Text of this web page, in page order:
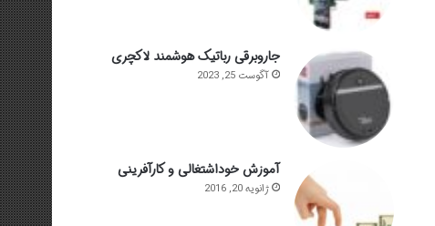
جاروبرقی رباتیک هوشمند لاکچری
آگوست 25, 2023
آموزش خوداشتغالی و کارآفرینی
ژانویه 20, 2016